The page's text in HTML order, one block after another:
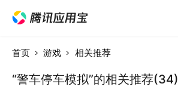
首页 游戏 相关推荐
“警车停车模拟”的相关推荐(34)